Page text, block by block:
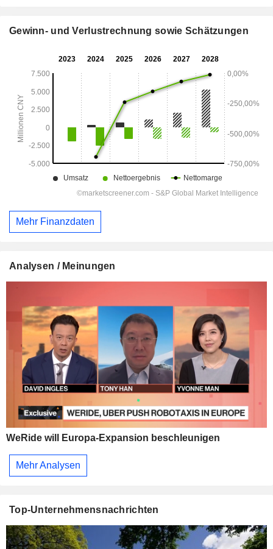
Gewinn- und Verlustrechnung sowie Schätzungen
Mehr Finanzdaten
Analysen / Meinungen
WeRide will Europa-Expansion beschleunigen
Mehr Analysen
Top-Unternehmensnachrichten